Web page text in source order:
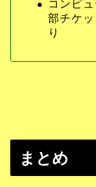
コンピ
部チケ
り
まとめ